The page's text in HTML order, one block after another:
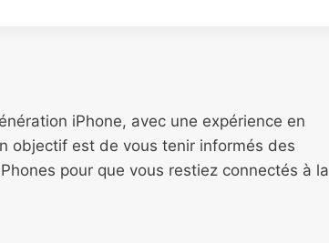
iPhone, avec une expérience en
objectif est de vous tenir informés des
pour que vous restiez connectés à la